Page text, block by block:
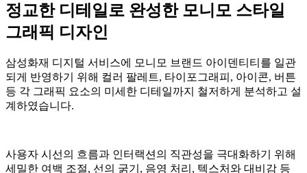
정교한 디테일로 완성한 모니모 스타일
그래픽 디자인
삼성화재 디지털 서비스에 모니모 브랜드 아이덴티티를 일관
되게 반영하기 위해 컬러 팔레트, 타이포그래피, 아이콘, 버튼
등 각 그래픽 요소의 미세한 디테일까지 철저하게 분석하고 설
계하였습니다.
사용자 시선의 흐름과 인터랙션의 직관성을 극대화하기 위해
세밀한 여백 조절, 선의 굵기, 음영 처리, 텍스처와 대비감 등